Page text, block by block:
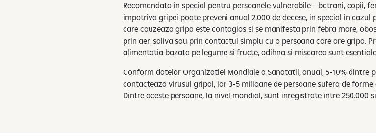
Recomandata in special pentru persoanele vulnerabile - batrani, copii,
impotriva gripei poate preveni anual 2.000 de decese, in special in cazul
care cauzeaza gripa este contagios si se manifesta prin febra mare,
prin aer, saliva sau prin contactul simplu cu o persoana care are gripa.
alimentatia bazata pe legume si fructe, odihna si miscarea sunt
Conform datelor Organizatiei Mondiale a Sanatatii, anual, 5-10% dintre
contacteaza virusul gripal, iar 3-5 milioane de persoane sufera de
Dintre aceste persoane, la nivel mondial, sunt inregistrate intre 250.000